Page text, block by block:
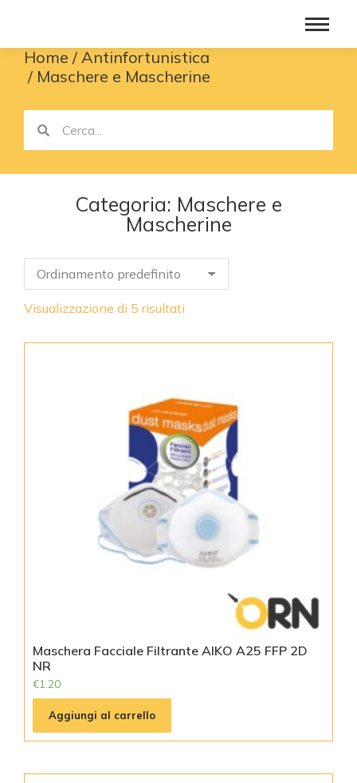
You are here:
Home
Antinfortunistica
Maschere e Mascherine
Categoria: Maschere e
Mascherine
Visualizzazione di 5 risultati
Maschera Facciale Filtrante AIKO A25 FFP 2D
NR
€1.20
Aggiungi al carrello